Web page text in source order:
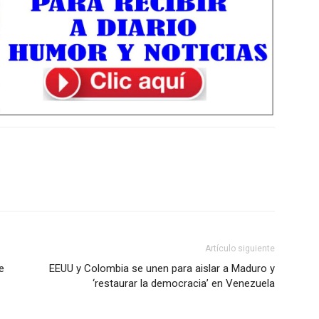
Artículo siguiente
EEUU y Colombia se unen para aislar a Maduro y
‘restaurar la democracia’ en Venezuela